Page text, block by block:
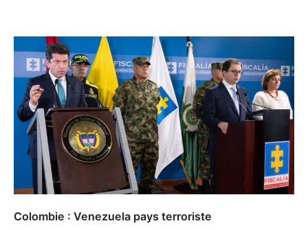
Colombie : Venezuela pays terroriste